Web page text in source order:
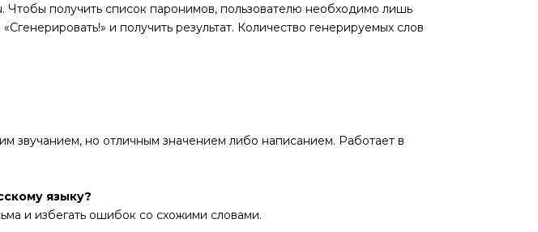
Чтобы получить список паронимов, пользователю необходимо лишь
и получить результат. Количество генерируемых слов
звучанием, но отличным значением либо написанием. Работает в
языку?
и избегать ошибок со схожими словами.